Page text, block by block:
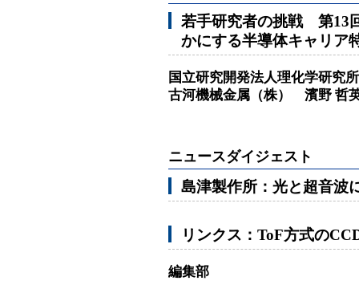
若手研究者の挑戦 第13
かにする半導体キャリア
国立研究開発法人理化学研究
古河機械金属（株） 濱野 哲
ニュースダイジェスト
島津製作所：光と超音波
リンクス：ToF方式の
編集部